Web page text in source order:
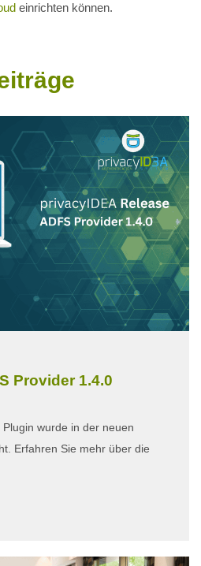
einrichten können.
Provider 1.4.0
Plugin wurde in der neuen
Erfahren Sie mehr über die